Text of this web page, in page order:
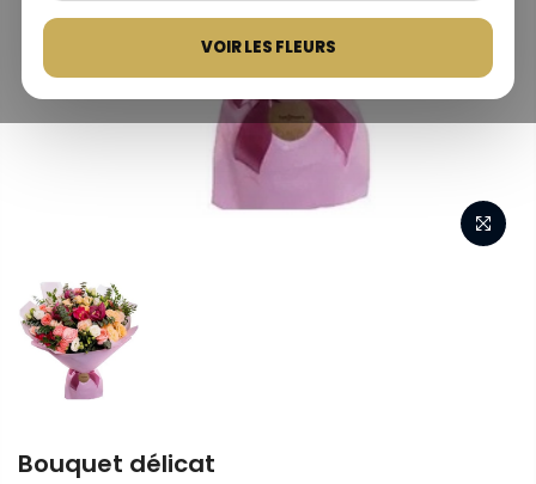
VOIR LES FLEURS
Bouquet délicat